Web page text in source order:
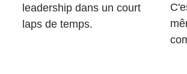
leadership dans un court
laps de temps.